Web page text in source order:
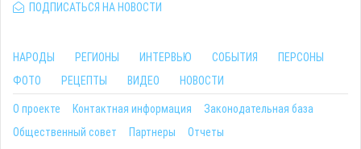
ПОДПИСАТЬСЯ НА НОВОСТИ
НАРОДЫ РЕГИОНЫ ИНТЕРВЬЮ СОБЫТИЯ
ПЕРСОНЫ
ФОТО
РЕЦЕПТЫ ВИДЕО НОВОСТИ
О проекте Контактная информация
Законодательная база
Общественный совет
Партнеры Отчеты